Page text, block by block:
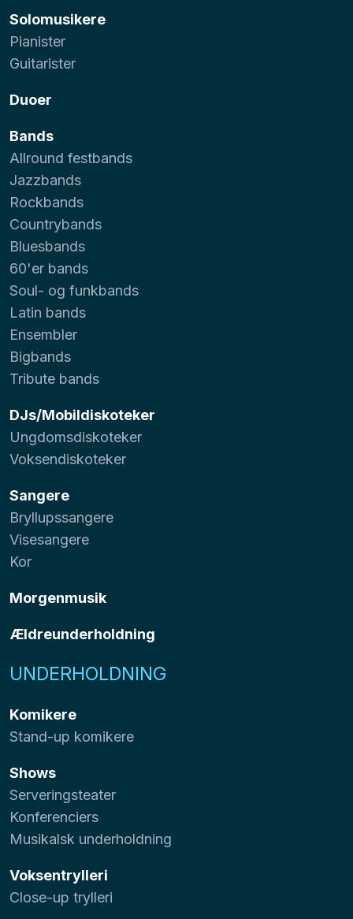
Solomusikere
Pianister
Guitarister
Duoer
Bands
Allround festbands
Jazzbands
Rockbands
Countrybands
Bluesbands
60'er bands
Soul- og funkbands
Latin bands
Ensembler
Bigbands
Tribute bands
DJs/Mobildiskoteker
Ungdomsdiskoteker
Voksendiskoteker
Sangere
Bryllupssangere
Visesangere
Kor
Morgenmusik
Ældreunderholdning
UNDERHOLDNING
Komikere
Stand-up komikere
Shows
Serveringsteater
Konferenciers
Musikalsk underholdning
Voksentrylleri
Close-up trylleri